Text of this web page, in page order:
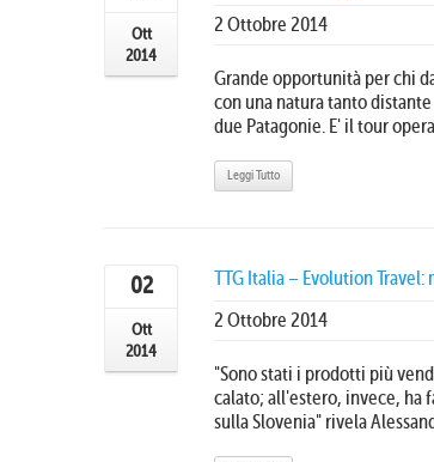
Ott
2014
2 Ottobre 2014
Grande opportunità per chi
con una natura tanto
due Patagonie. E' il tour
Leggi Tutto
02
Ott
2014
TTG Italia – Evolution
2 Ottobre 2014
"Sono stati i prodotti più
calato; all'estero, invece, ha
sulla Slovenia" rivela